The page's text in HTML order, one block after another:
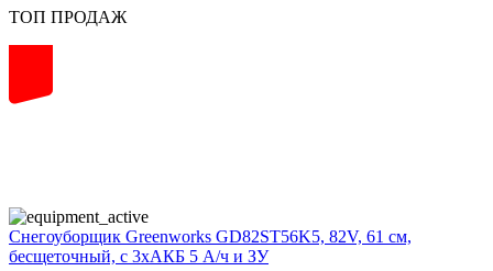
ТОП ПРОДАЖ
Снегоуборщик Greenworks GD82ST56K5, 82V, 61 см,
бесщеточный, с 3xАКБ 5 А/ч и ЗУ